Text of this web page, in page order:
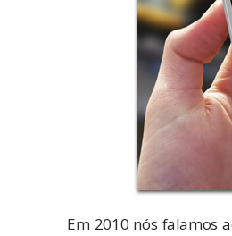
Em 2010 nós falamos